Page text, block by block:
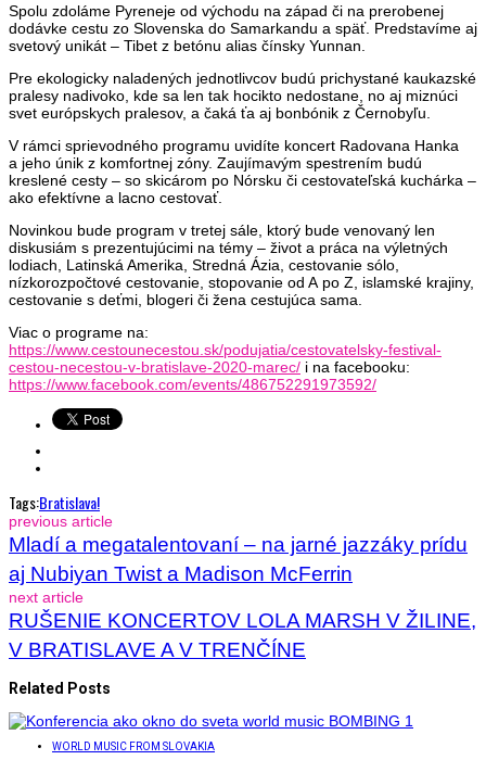
Spolu zdoláme Pyreneje od východu na západ či na prerobenej
dodávke cestu zo Slovenska do Samarkandu a späť. Predstavíme aj
svetový unikát – Tibet z betónu alias čínsky Yunnan.
Pre ekologicky naladených jednotlivcov budú prichystané kaukazské
pralesy nadivoko, kde sa len tak hocikto nedostane, no aj miznúci
svet európskych pralesov, a čaká ťa aj bonbónik z Černobyľu.
V rámci sprievodného programu uvidíte koncert Radovana Hanka
a jeho únik z komfortnej zóny. Zaujímavým spestrením budú
kreslené cesty – so skicárom po Nórsku či cestovateľská kuchárka –
ako efektívne a lacno cestovať.
Novinkou bude program v tretej sále, ktorý bude venovaný len
diskusiám s prezentujúcimi na témy – život a práca na výletných
lodiach, Latinská Amerika, Stredná Ázia, cestovanie sólo,
nízkorozpočtové cestovanie, stopovanie od A po Z, islamské krajiny,
cestovanie s deťmi, blogeri či žena cestujúca sama.
Viac o programe na:
https://www.cestounecestou.sk/podujatia/cestovatelsky-festival-
cestou-necestou-v-bratislave-2020-marec/ i na facebooku:
https://www.facebook.com/events/486752291973592/
Tags:Bratislava!
previous article
Mladí a megatalentovaní – na jarné jazzáky prídu
aj Nubiyan Twist a Madison McFerrin
next article
RUŠENIE KONCERTOV LOLA MARSH V ŽILINE,
V BRATISLAVE A V TRENČÍNE
Related Posts
WORLD MUSIC FROM SLOVAKIA